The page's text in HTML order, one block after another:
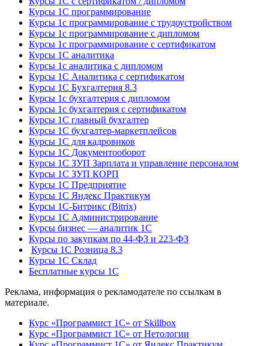
Курсы 1С программирование
Курсы 1с программирование с трудоустройством
Курсы 1с программирование с дипломом
Курсы 1с программирование с сертификатом
Курсы 1С аналитика
Курсы 1с аналитика с дипломом
Курсы 1С Аналитика с сертификатом
Курсы 1С Бухгалтерия 8.3
Курсы 1с бухгалтерия с дипломом
Курсы 1с бухгалтерия с сертификатом
Курсы 1С главный бухгалтер
Курсы 1С бухгалтер-маркетплейсов
Курсы 1С для кадровиков
Курсы 1С Документооборот
Курсы 1С ЗУП Зарплата и управление персоналом
Курсы 1С ЗУП КОРП
Курсы 1С Предприятие
Курсы 1С Яндекс Практикум
Курсы 1С-Битрикс (Bitrix)
Курсы 1С Администрирование
Курсы бизнес — аналитик 1С
Курсы по закупкам по 44‑ФЗ и 223‑ФЗ
Курсы 1С Розница 8.3
Курсы 1С Склад
Бесплатные курсы 1С
Реклама, информация о рекламодателе по ссылкам в
материале.
Курс «Программист 1С» от Skillbox
Курс «Программист 1С» от Нетологии